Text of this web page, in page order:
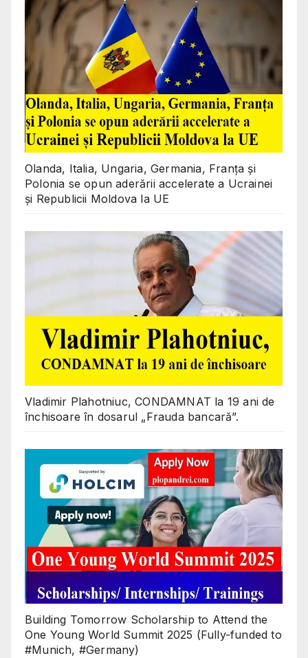
Olanda, Italia, Ungaria, Germania, Franța și
Polonia se opun aderării accelerate a Ucrainei
și Republicii Moldova la UE
Vladimir Plahotniuc, CONDAMNAT la 19 ani de
închisoare în dosarul „Frauda bancară”.
Building Tomorrow Scholarship to Attend the
One Young World Summit 2025 (Fully-funded to
#Munich, #Germany)